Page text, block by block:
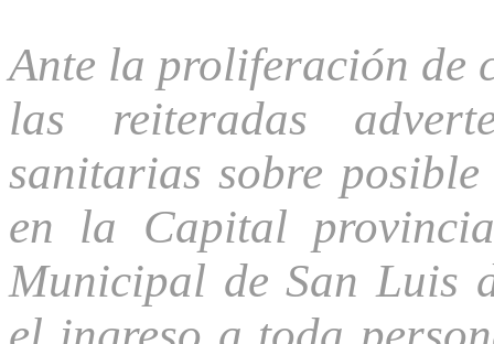
Ante la proliferación de
las reiteradas
sanitarias sobre
en la Capital
Municipal de San Luis